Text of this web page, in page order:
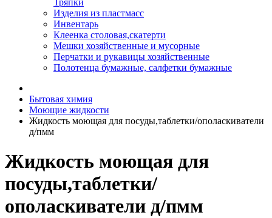
Тряпки
Изделия из пластмасс
Инвентарь
Клеенка столовая,скатерти
Мешки хозяйственные и мусорные
Перчатки и рукавицы хозяйственные
Полотенца бумажные, салфетки бумажные
Бытовая химия
Моющие жидкости
Жидкость моющая для посуды,таблетки/ополаскиватели
д/пмм
Жидкость моющая для
посуды,таблетки/
ополаскиватели д/пмм